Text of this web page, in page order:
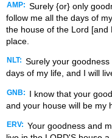
AMP: Surely {or} only
follow me all the days of
the house of the Lord [and
place.
NLT: Surely your
days of my life, and I will
GNB:
I know that your
and your house will be my
ERV: Your goodness and